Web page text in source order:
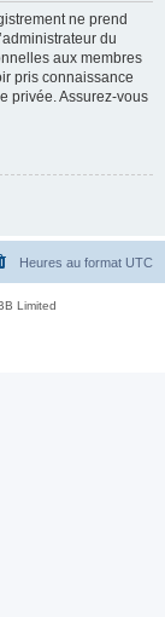
ne prend
du
aux membres
pris connaissance
privée. Assurez-vous
Heures au format UTC
Limited